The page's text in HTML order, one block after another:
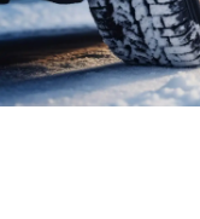
Gratis bezorgd of
Seizoen: